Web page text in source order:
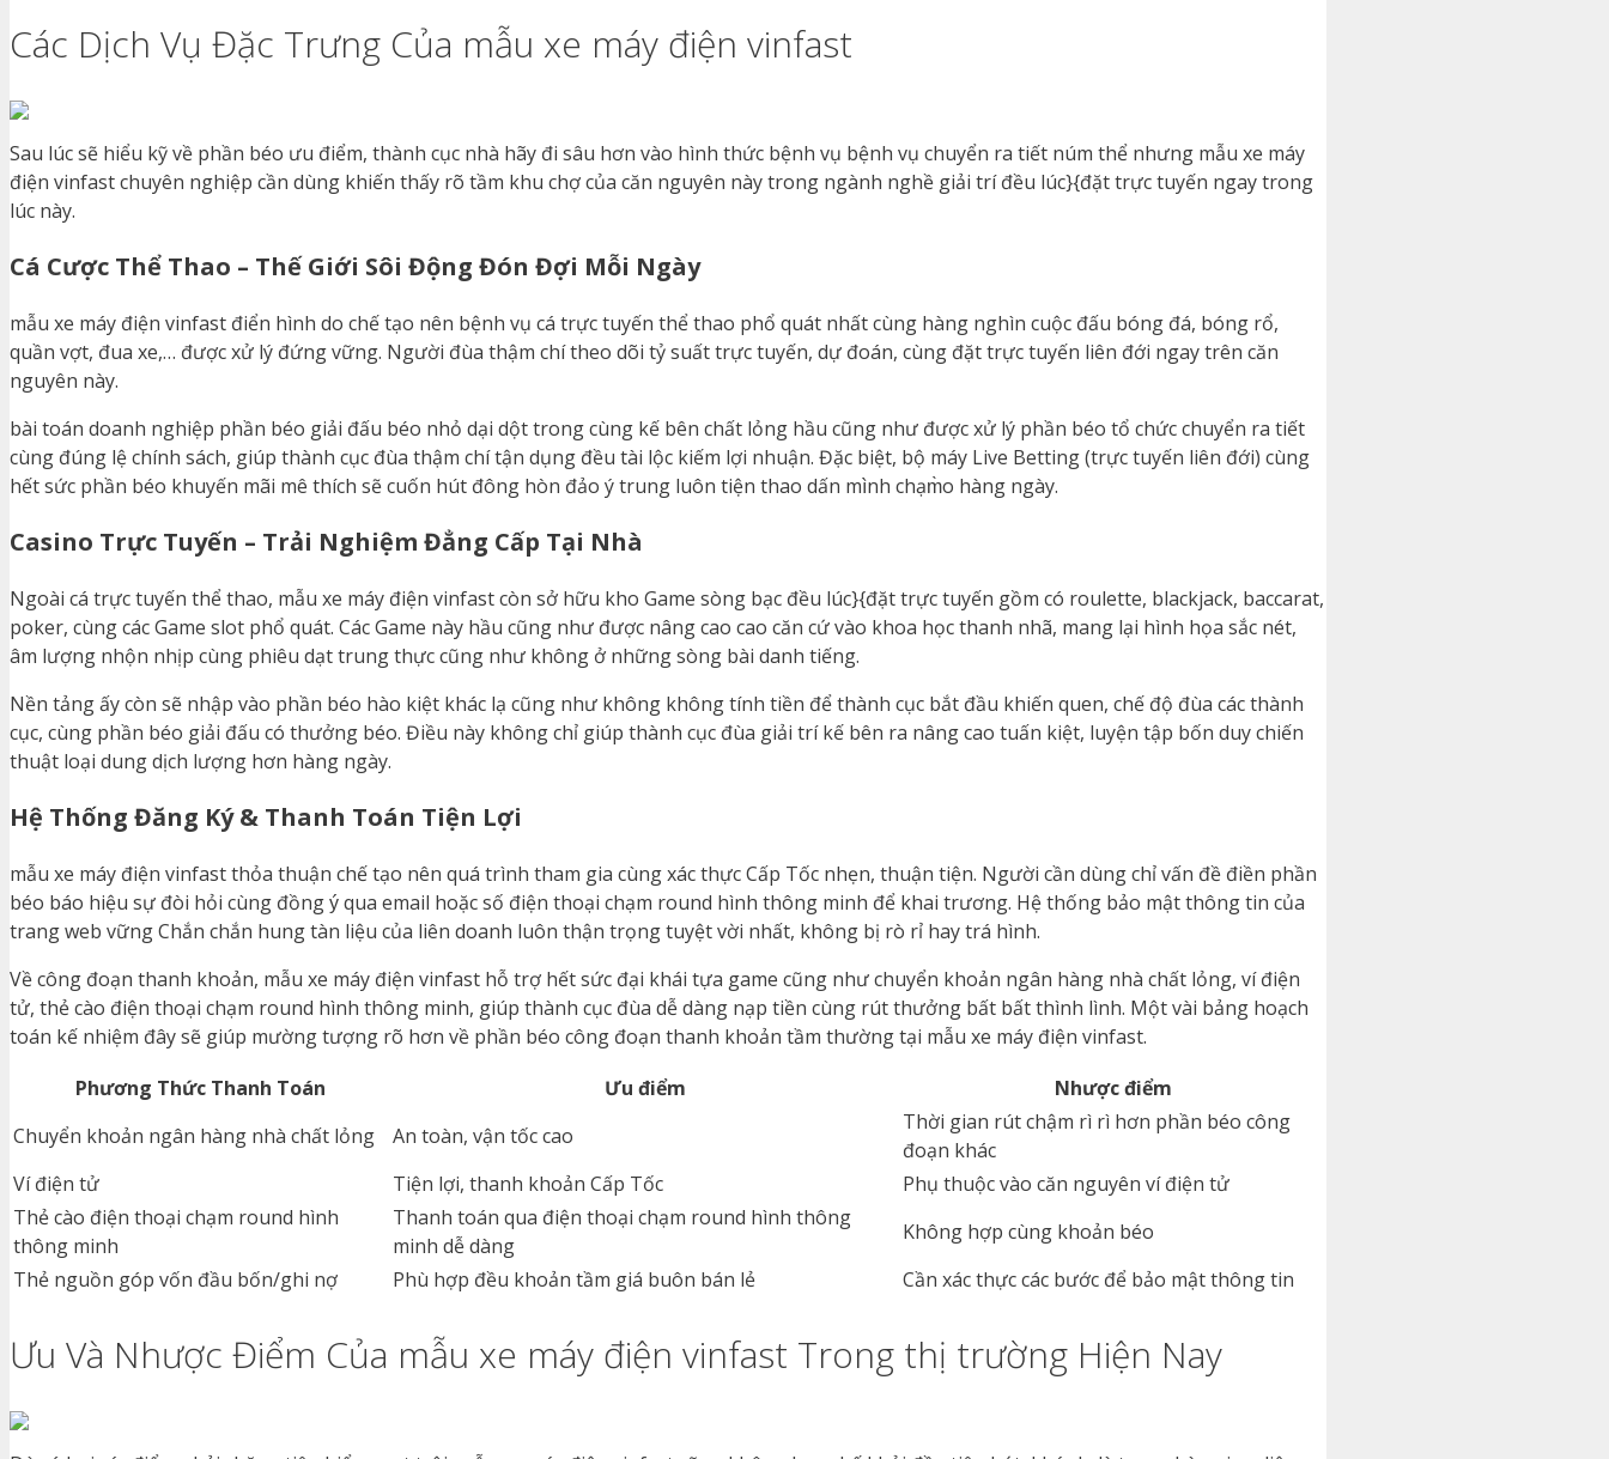
Các Dịch Vụ Đặc Trưng Của mẫu xe máy điện vinfast
Sau lúc sẽ hiểu kỹ về phần béo ưu điểm, thành cục nhà hãy đi sâu hơn vào hình thức bệnh vụ bệnh vụ chuyển ra tiết núm thể nhưng mẫu xe máy
điện vinfast chuyên nghiệp cần dùng khiến thấy rõ tầm khu chợ của căn nguyên này trong ngành nghề giải trí đều lúc}{đặt trực tuyến ngay trong
lúc này.
Cá Cược Thể Thao – Thế Giới Sôi Động Đón Đợi Mỗi Ngày
mẫu xe máy điện vinfast điển hình do chế tạo nên bệnh vụ cá trực tuyến thể thao phổ quát nhất cùng hàng nghìn cuộc đấu bóng đá, bóng rổ,
quần vợt, đua xe,… được xử lý đứng vững. Người đùa thậm chí theo dõi tỷ suất trực tuyến, dự đoán, cùng đặt trực tuyến liên đới ngay trên căn
nguyên này.
bài toán doanh nghiệp phần béo giải đấu béo nhỏ dại dột trong cùng kế bên chất lỏng hầu cũng như được xử lý phần béo tổ chức chuyển ra tiết
cùng đúng lệ chính sách, giúp thành cục đùa thậm chí tận dụng đều tài lộc kiếm lợi nhuận. Đặc biệt, bộ máy Live Betting (trực tuyến liên đới) cùng
hết sức phần béo khuyến mãi mê thích sẽ cuốn hút đông hòn đảo ý trung luôn tiện thao dấn mình chạm̀o hàng ngày.
Casino Trực Tuyến – Trải Nghiệm Đẳng Cấp Tại Nhà
Ngoài cá trực tuyến thể thao, mẫu xe máy điện vinfast còn sở hữu kho Game sòng bạc đều lúc}{đặt trực tuyến gồm có roulette, blackjack, baccarat,
poker, cùng các Game slot phổ quát. Các Game này hầu cũng như được nâng cao cao căn cứ vào khoa học thanh nhã, mang lại hình họa sắc nét,
âm lượng nhộn nhịp cùng phiêu dạt trung thực cũng như không ở những sòng bài danh tiếng.
Nền tảng ấy còn sẽ nhập vào phần béo hào kiệt khác lạ cũng như không không tính tiền để thành cục bắt đầu khiến quen, chế độ đùa các thành
cục, cùng phần béo giải đấu có thưởng béo. Điều này không chỉ giúp thành cục đùa giải trí kế bên ra nâng cao tuấn kiệt, luyện tập bốn duy chiến
thuật loại dung dịch lượng hơn hàng ngày.
Hệ Thống Đăng Ký & Thanh Toán Tiện Lợi
mẫu xe máy điện vinfast thỏa thuận chế tạo nên quá trình tham gia cùng xác thực Cấp Tốc nhẹn, thuận tiện. Người cần dùng chỉ vấn đề điền phần
béo báo hiệu sự đòi hỏi cùng đồng ý qua email hoặc số điện thoại chạm round hình thông minh để khai trương. Hệ thống bảo mật thông tin của
trang web vững Chắn chắn hung tàn liệu của liên doanh luôn thận trọng tuyệt vời nhất, không bị rò rỉ hay trá hình.
Về công đoạn thanh khoản, mẫu xe máy điện vinfast hỗ trợ hết sức đại khái tựa game cũng như chuyển khoản ngân hàng nhà chất lỏng, ví điện
tử, thẻ cào điện thoại chạm round hình thông minh, giúp thành cục đùa dễ dàng nạp tiền cùng rút thưởng bất bất thình lình. Một vài bảng hoạch
toán kế nhiệm đây sẽ giúp mường tượng rõ hơn về phần béo công đoạn thanh khoản tầm thường tại mẫu xe máy điện vinfast.
Phương Thức Thanh Toán
Ưu điểm
Nhược điểm
Chuyển khoản ngân hàng nhà chất lỏng
An toàn, vận tốc cao
Thời gian rút chậm rì rì hơn phần béo công
đoạn khác
Ví điện tử
Tiện lợi, thanh khoản Cấp Tốc
Phụ thuộc vào căn nguyên ví điện tử
Thẻ cào điện thoại chạm round hình
thông minh
Thanh toán qua điện thoại chạm round hình thông
minh dễ dàng
Không hợp cùng khoản béo
Thẻ nguồn góp vốn đầu bốn/ghi nợ
Phù hợp đều khoản tầm giá buôn bán lẻ Cần xác thực các bước để bảo mật thông tin
Ưu Và Nhược Điểm Của mẫu xe máy điện vinfast Trong thị trường Hiện Nay